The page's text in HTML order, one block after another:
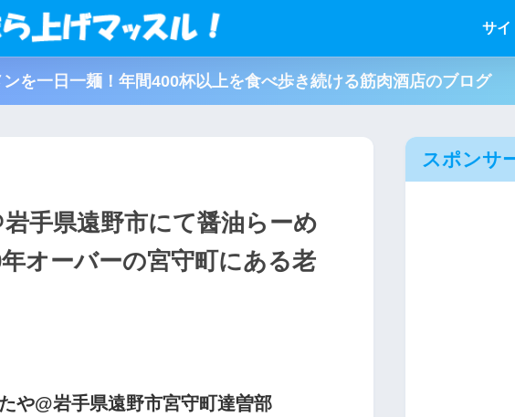
サイ
ンを一日一麺！年間400杯以上を食べ歩き続ける筋肉酒店のブログ
手県遠野市にて醤油らーめ
オーバーの宮守町にある老
や@岩手県遠野市宮守町達曽部
スポンサ